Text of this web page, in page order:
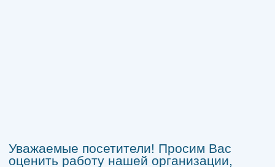
Уважаемые посетители! Просим Вас
оценить работу нашей организации,